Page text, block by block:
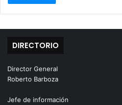
DIRECTORIO
Director General
Roberto Barboza
Jefe de información